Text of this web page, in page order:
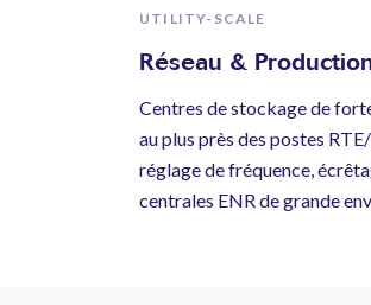
UTILITY-SCALE
Réseau &
Centres de stockage de
au plus près des postes
réglage de fréquence,
centrales ENR de grande